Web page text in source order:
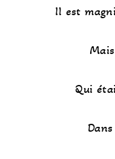
Il est
Qui